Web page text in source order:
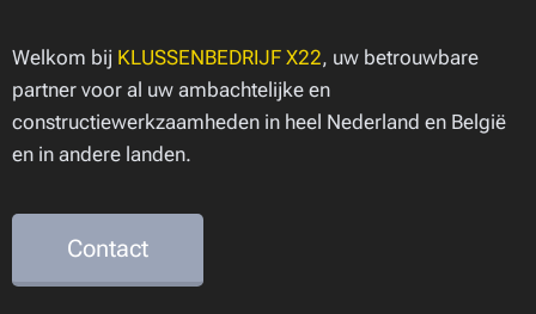
Welkom bij KLUSSENBEDRIJF X22, uw betrouwbare
partner voor al uw ambachtelijke en
constructiewerkzaamheden in heel Nederland en België
en in andere landen.
Contact